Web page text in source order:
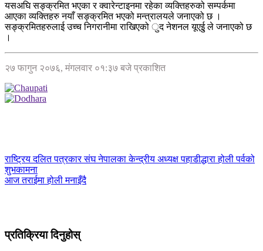
यसअघि सङ्क्रमित भएका र क्वारेन्टाइनमा रहेका व्यक्तिहरुको सम्पर्कमा
आएका व्यक्तिहरु नयाँ सङ्क्रमित भएको मन्त्रालयले जनाएको छ ।
सङ्क्रमितहरुलाई उच्च निगरानीमा राखिएको ुद नेशनल यूएईु ले जनाएको छ
।
२७ फागुन २०७६, मंगलवार ०१:३७ बजे प्रकाशित
राष्ट्रिय दलित पत्रकार संघ नेपालका केन्द्रीय अध्यक्ष पहाडीद्धारा होली पर्वको
शुभकामना
आज तराईमा होली मनाइँदै
प्रतिक्रिया दिनुहोस्